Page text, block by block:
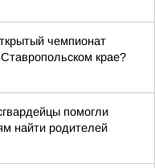
чемпионат
крае?
помогли
найти родителей